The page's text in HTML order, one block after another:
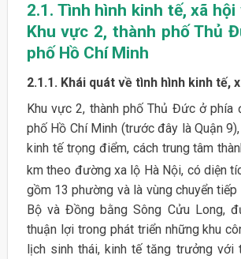
2.1. Tình hình kinh tế, xã
Khu vực 2, thành phố Thủ
phố Hồ Chí Minh
2.1.1. Khái quát về tình hình kinh tế,
Khu vực 2, thành phố Thủ Đức ở phía
phố Hồ Chí Minh (trước đây là Quận
kinh tế trọng điểm, cách trung tâm
km theo đường xa lộ Hà Nội, có diện
gồm 13 phường và là vùng chuyển
Bộ và Đồng bằng Sông Cửu Long,
thuận lợi trong phát triển những khu
lịch sinh thái, kinh tế tăng trưởng với